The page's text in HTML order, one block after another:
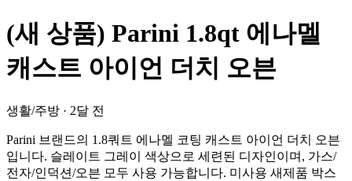
(새 상품) Parini 1.8qt 에나멜
캐스트 아이언 더치 오븐
생활/주방 · 2달 전
Parini 브랜드의 1.8쿼트 에나멜 코팅 캐스트 아이언 더치 오븐
입니다. 슬레이트 그레이 색상으로 세련된 디자인이며, 가스/
전자/인덕션/오븐 모두 사용 가능합니다. 미사용 새제품 박스